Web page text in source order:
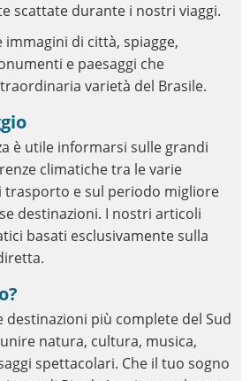
scattate durante i nostri viaggi.
immagini di città, spiagge,
e paesaggi che
varietà del Brasile.
è utile informarsi sulle grandi
climatiche tra le varie
trasporto e sul periodo migliore
destinazioni. I nostri articoli
basati esclusivamente sulla
destinazioni più complete del Sud
natura, cultura, musica,
spettacolari. Che il tuo sogno